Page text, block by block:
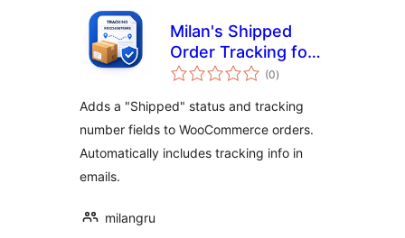
Milan's Shipped
Order Tracking for
Woo
(0საერთო
რეიტინგი
)
Adds a "Shipped" status and tracking
number fields to WooCommerce orders.
Automatically includes tracking info in
emails.
milangru